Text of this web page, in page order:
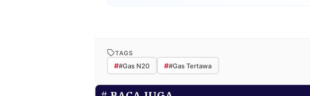
TAGS
##Gas N20 ##Gas Tertawa